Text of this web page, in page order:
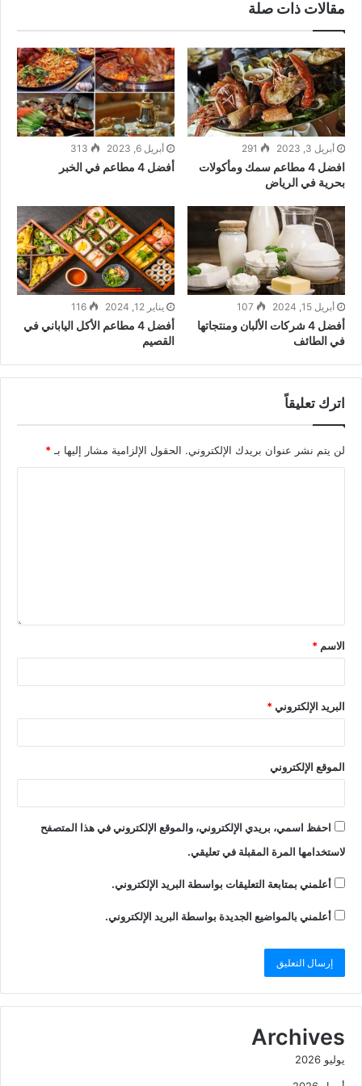
مقالات ذات صلة
أبريل 3, 2023 291
افضل 4 مطاعم سمك ومأكولات
بحرية في الرياض
أبريل 6, 2023 313
أفضل 4 مطاعم في الخبر
أبريل 15, 2024 107
أفضل 4 شركات الألبان ومنتجاتها
في الطائف
يناير 12, 2024 116
أفضل 4 مطاعم الأكل الياباني في
القصيم
اترك تعليقاً
لن يتم نشر عنوان بريدك الإلكتروني. الحقول الإلزامية مشار إليها بـ *
الاسم *
البريد الإلكتروني*
الموقع الإلكتروني
احفظ اسمي، بريدي الإلكتروني، والموقع الإلكتروني في هذا المتصفح
لاستخدامها المرة المقبلة في تعليقي.
أعلمني بمتابعة التعليقات بواسطة البريد الإلكتروني.
أعلمني بالمواضيع الجديدة بواسطة البريد الإلكتروني.
Archives
يوليو 2026